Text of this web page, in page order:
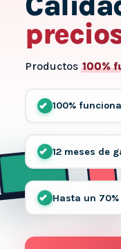
Productos 100%
100%
12 meses de
Hasta un